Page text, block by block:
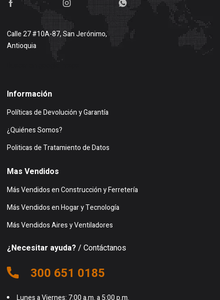
Calle 27 #10A-87, San Jerónimo,
Antioquia
Información
Políticas de Devolución y Garantía
¿Quiénes Somos?
Politicas de Tratamiento de Datos
Mas Vendidos
Más Vendidos en Construcción y Ferretería
Más Vendidos en Hogar y Tecnología
Más Vendidos Aires y Ventiladores
¿Necesitar ayuda? / Contáctanos
300 651 0185
Lunes a Viernes: 7:00 a.m. a 5:00 p.m.